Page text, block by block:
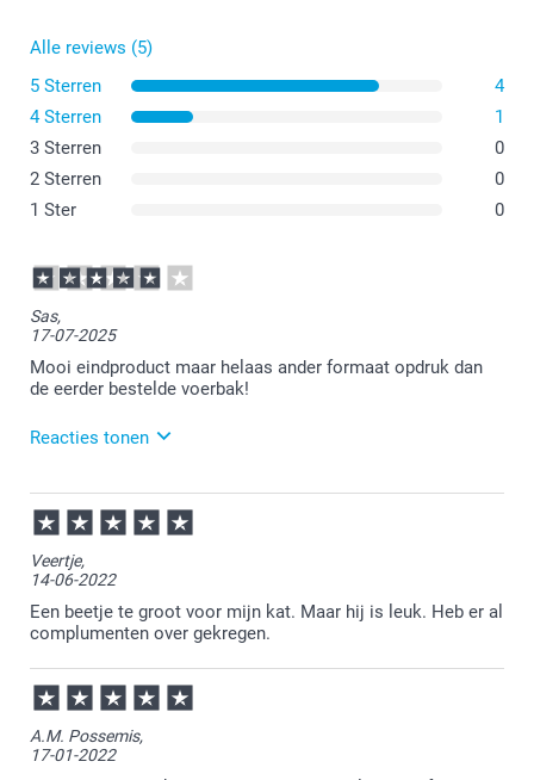
Alle reviews (5)
5 Sterren
4
4 Sterren
1
3 Sterren
0
2 Sterren
0
1 Ster
0
Sas,
17-07-2025
Mooi eindproduct maar helaas ander formaat opdruk dan
de eerder bestelde voerbak!
Reacties tonen
18-07-2025
09:37
Bedankt voor je review. Wat fijn dat je blij bent met
het eindresultaat, maar jammer dat het niet helemaal
overeen komt met je vorige bestelling. Mocht je écht
niet tevreden zijn, aarzel dan niet om contact op te
nemen met onze klantenservice. Zij kijken graag
even met je mee of zij iets voor je kunnen
betekenen. Ondanks bovenstaande wensen wij je
toch heel veel plezier van je voerbak!
Veertje,
14-06-2022
Een beetje te groot voor mijn kat. Maar hij is leuk. Heb er al
complumenten over gekregen.
A.M. Possemis,
17-01-2022